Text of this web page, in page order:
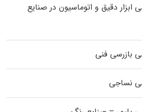
دقیق و اتوماسیون در صنایع
بازرسی فنی
نساجی